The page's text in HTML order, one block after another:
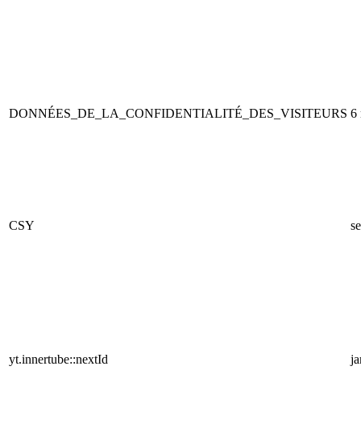
DONNÉES_DE_LA_CONFIDENTIALITÉ_DES_VISITEURS 6
CSY
yt.innertube::nextId